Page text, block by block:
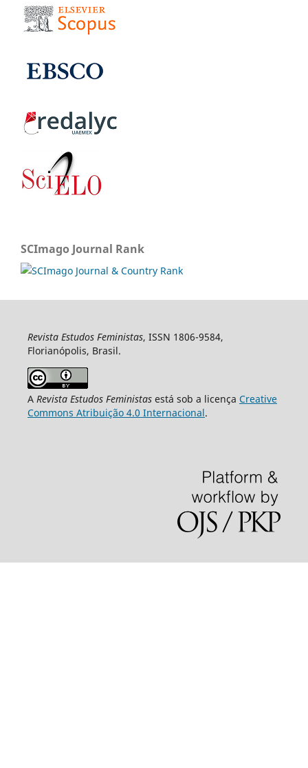
SCImago Journal Rank
Revista Estudos Feministas, ISSN 1806-9584,
Florianópolis, Brasil.
A Revista Estudos Feministasestá sob a licença Creative
Commons Atribuição 4.0 Internacional.